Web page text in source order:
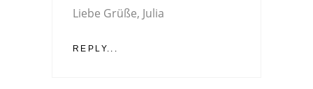
Liebe Grüße, Julia
REPLY...